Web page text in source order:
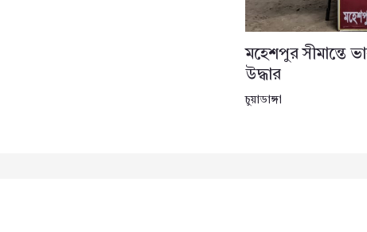
মহেশপুর সীমান্তে
উদ্ধার
চুয়াডাঙ্গা